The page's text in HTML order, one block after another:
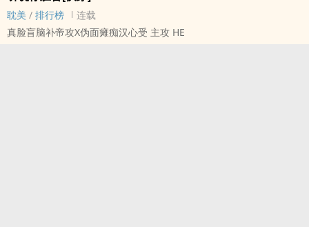
耽美 / 排行榜
连载
真脸盲脑补帝攻X伪面瘫痴汉心受 主攻 HE